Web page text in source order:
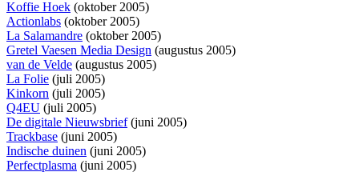
Koffie Hoek (oktober 2005)
Actionlabs (oktober 2005)
La Salamandre (oktober 2005)
Gretel Vaesen Media Design (augustus 2005)
van de Velde (augustus 2005)
La Folie (juli 2005)
Kinkorn (juli 2005)
Q4EU (juli 2005)
De digitale Nieuwsbrief(juni 2005)
Trackbase (juni 2005)
Indische duinen (juni 2005)
Perfectplasma (juni 2005)